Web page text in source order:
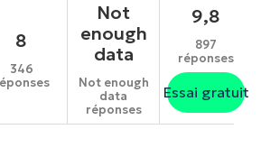
8
346
Not
enough
data
Not enough
data
réponses
9,8
897
réponses
Essai gratuit